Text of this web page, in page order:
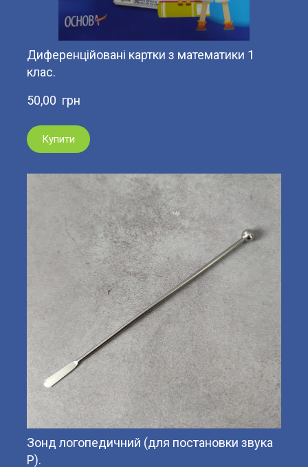
Диференційовані картки з математики 1
клас.
50,00  грн
Купити
Зонд логопедичний (для постановки звука
Р).